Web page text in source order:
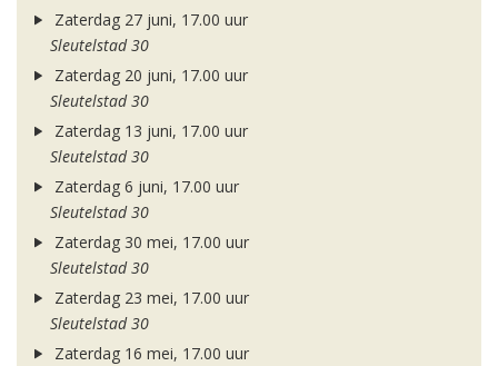
Zaterdag 27 juni, 17.00 uur
Sleutelstad 30
Zaterdag 20 juni, 17.00 uur
Sleutelstad 30
Zaterdag 13 juni, 17.00 uur
Sleutelstad 30
Zaterdag 6 juni, 17.00 uur
Sleutelstad 30
Zaterdag 30 mei, 17.00 uur
Sleutelstad 30
Zaterdag 23 mei, 17.00 uur
Sleutelstad 30
Zaterdag 16 mei, 17.00 uur